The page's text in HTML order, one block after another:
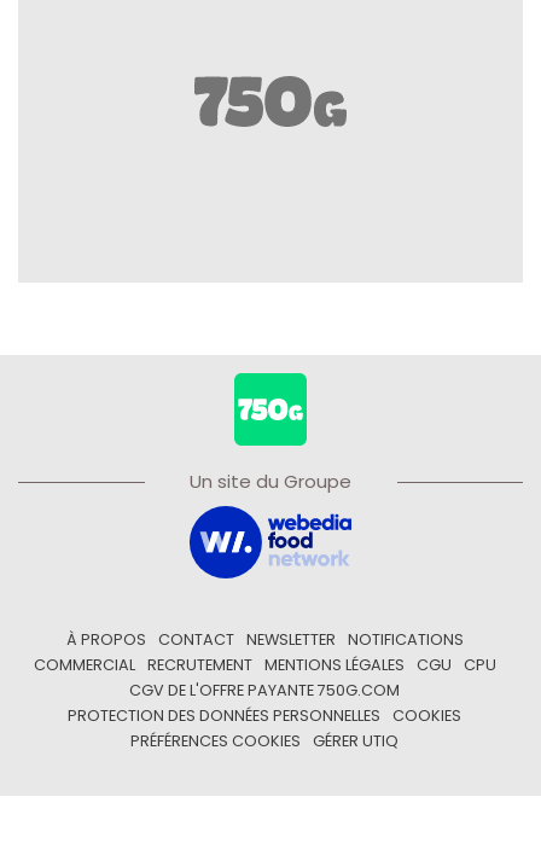
Un site du Groupe
À PROPOS CONTACT NEWSLETTER
NOTIFICATIONS
COMMERCIAL
RECRUTEMENT MENTIONS LÉGALES CGU
CPU
CGV DE L'OFFRE PAYANTE 750G.COM
PROTECTION DES DONNÉES PERSONNELLES
COOKIES
PRÉFÉRENCES COOKIES
GÉRER UTIQ